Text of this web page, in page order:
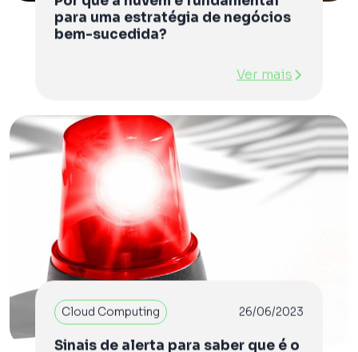
para uma estratégia de negócios
bem-sucedida?
Ver mais
Cloud Computing 26/06/2023
Sinais de alerta para saber que é o